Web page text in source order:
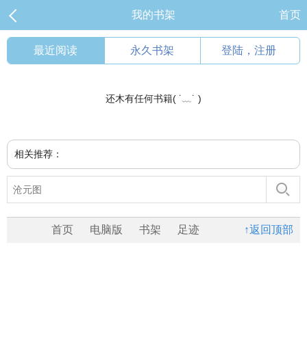
我的书架 首页
最近阅读 永久书架 登陆，注册
还木有任何书籍( ˙﹏˙ )
相关推荐：
↑返回顶部
首页 电脑版 书架 足迹